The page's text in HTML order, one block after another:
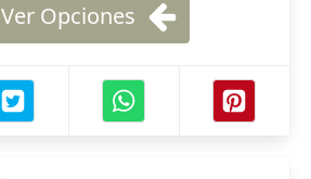
Ver Opciones